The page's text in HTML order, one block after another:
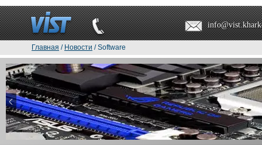
Главная / Новости / Software